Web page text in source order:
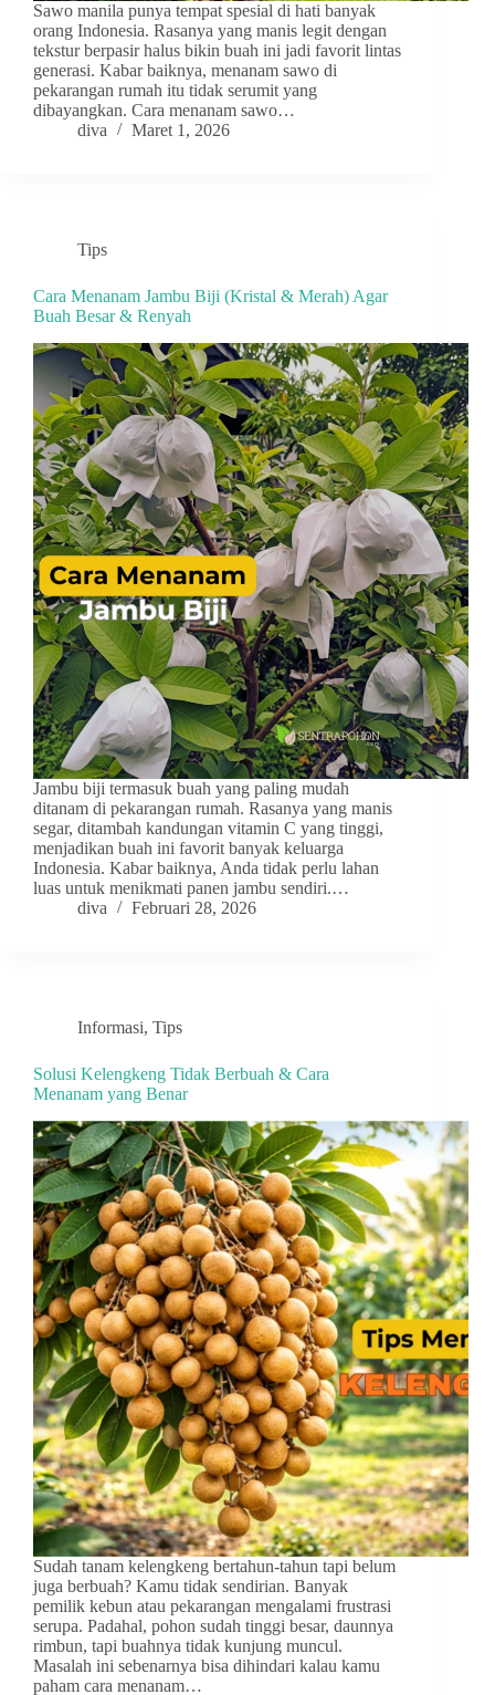
Sawo manila punya tempat spesial di hati banyak
orang Indonesia. Rasanya yang manis legit dengan
tekstur berpasir halus bikin buah ini jadi favorit lintas
generasi. Kabar baiknya, menanam sawo di
pekarangan rumah itu tidak serumit yang
dibayangkan. Cara menanam sawo…
diva
Maret 1, 2026
Tips
Cara Menanam Jambu Biji (Kristal & Merah) Agar
Buah Besar & Renyah
Jambu biji termasuk buah yang paling mudah
ditanam di pekarangan rumah. Rasanya yang manis
segar, ditambah kandungan vitamin C yang tinggi,
menjadikan buah ini favorit banyak keluarga
Indonesia. Kabar baiknya, Anda tidak perlu lahan
luas untuk menikmati panen jambu sendiri.…
diva
Februari 28, 2026
Informasi, Tips
Solusi Kelengkeng Tidak Berbuah & Cara
Menanam yang Benar
Sudah tanam kelengkeng bertahun-tahun tapi belum
juga berbuah? Kamu tidak sendirian. Banyak
pemilik kebun atau pekarangan mengalami frustrasi
serupa. Padahal, pohon sudah tinggi besar, daunnya
rimbun, tapi buahnya tidak kunjung muncul.
Masalah ini sebenarnya bisa dihindari kalau kamu
paham cara menanam…